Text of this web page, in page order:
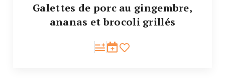
Galettes de porc au gingembre,
ananas et brocoli grillés